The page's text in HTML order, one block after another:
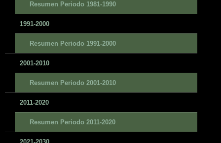
Resumen Periodo 1981-1990
1991-2000
Resumen Periodo 1991-2000
2001-2010
Resumen Periodo 2001-2010
2011-2020
Resumen Periodo 2011-2020